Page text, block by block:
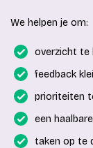
We helpen je om:
overzicht te
feedback
prioriteiten
een
taken op te